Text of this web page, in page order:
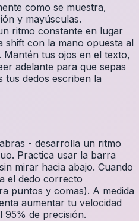
como se muestra,
y mayúsculas.
ritmo constante en lugar
shift con la mano opuesta al
tus ojos en el texto,
adelante para que sepas
tus dedos escriben la
- desarrolla un ritmo
Practica usar la barra
mirar hacia abajo. Cuando
el dedo correcto
puntos y comas). A medida
aumentar tu velocidad
95% de precisión.